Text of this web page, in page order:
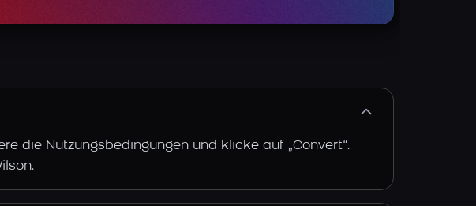
die Nutzungsbedingungen und klicke auf „Convert“.